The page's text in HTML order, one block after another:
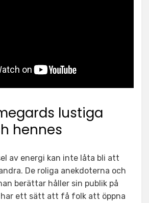
lustiga
hennes
av energi kan inte låta bli att
De roliga anekdoterna och
berättar håller sin publik på
har ett sätt att få folk att öppna